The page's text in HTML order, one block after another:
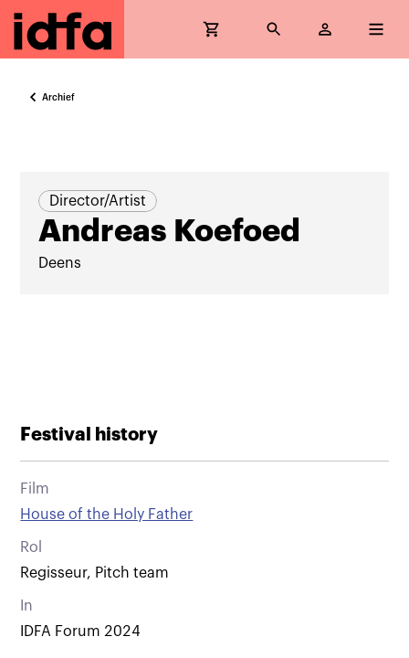
Archief
Director/Artist
Andreas Koefoed
Deens
Festival history
Film
House of the Holy Father
Rol
Regisseur, Pitch team
In
IDFA Forum 2024